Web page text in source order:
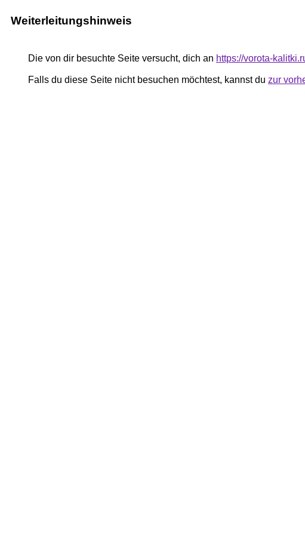
Weiterleitungshinweis
Die von dir besuchte Seite versucht, dich an https://vorota-
Falls du diese Seite nicht besuchen möchtest, kannst du zur